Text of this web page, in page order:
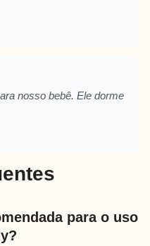
nosso bebê. Ele dorme
para o uso